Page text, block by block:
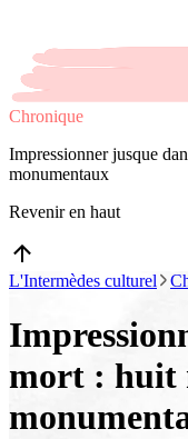
Chronique
Impressionner jusque
monumentaux
Revenir en haut
L'Intermèdes culturel
mort : huit